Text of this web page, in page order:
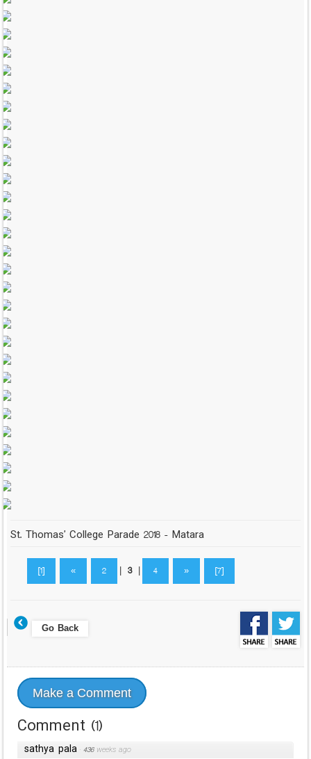
St. Thomas' College Parade 2018 - Matara
[1] « 2 3| 4 » [7]
Go Back
Make a Comment
Comment (1)
sathya pala · 436 weeks ago